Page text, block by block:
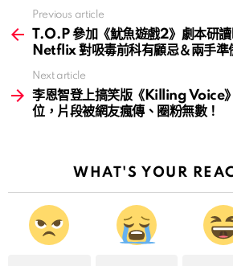
more
Previous article
T.O.P 參加《魷魚遊戲2》劇本研讀
Netflix 對吸毒前科有顧忌＆兩手準
Next article
李恩智登上搞笑版《Killing Voice
位，片段被網友瘋傳、圈粉無數！
WHAT'S YOUR